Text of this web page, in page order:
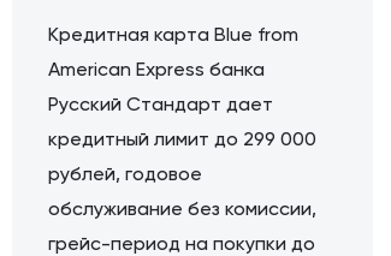
Кредитная карта Blue from
American Express банка
Русский Стандарт дает
кредитный лимит до 299 000
рублей, годовое
обслуживание без комиссии,
грейс-период на покупки до